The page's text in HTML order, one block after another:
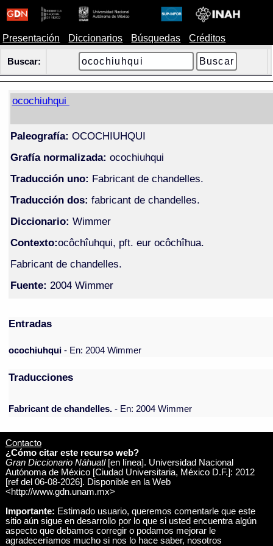
Presentación Diccionarios Búsquedas Créditos
Buscar:
ocochiuhqui
Paleografía: OCOCHIUHQUI
Grafía normalizada: ocochiuhqui
Traducción uno: Fabricant de chandelles.
Traducción dos: fabricant de chandelles.
Diccionario: Wimmer
Contexto:ocôchîuhqui, pft. eur ocôchîhua.
Fabricant de chandelles.
Fuente: 2004 Wimmer
Entradas
ocochiuhqui- En: 2004 Wimmer
Traducciones
Fabricant de chandelles. - En: 2004 Wimmer
Contacto
¿Cómo citar este recurso web?
Gran Diccionario Náhuatl[en línea]. Universidad Nacional
Autónoma de México [Ciudad Universitaria, México D.F.]: 2012
[ref del 06-08-2026]. Disponible en la Web
<http://www.gdn.unam.mx>
Importante: Estimado usuario, queremos comentarle que este
sitio aún sigue en desarrollo por lo que si usted encuentra algún
aspecto que debamos corregir o podamos mejorar le
agradeceríamos mucho si nos lo hace saber, nosotros